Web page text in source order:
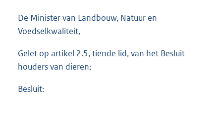
8
De Minister van Landbouw, Natuur en
Voedselkwaliteit,
Gelet op artikel 2.5, tiende lid, van het Besluit
houders van dieren;
Besluit: